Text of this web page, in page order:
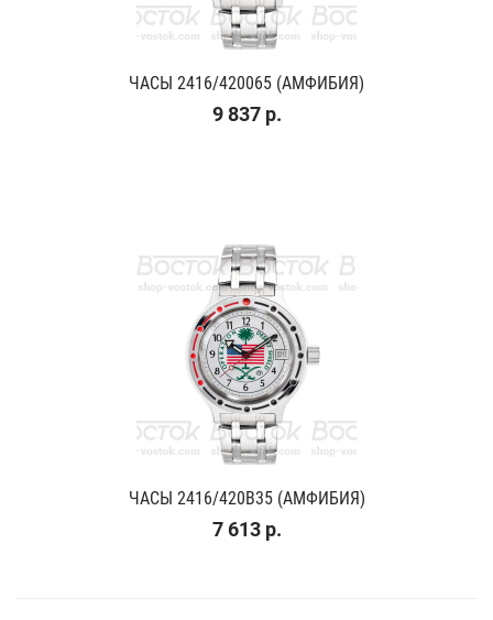
ЧАСЫ 2416/420065 (АМФИБИЯ)
9 837 р.
ЧАСЫ 2416/420B35 (АМФИБИЯ)
7 613 р.